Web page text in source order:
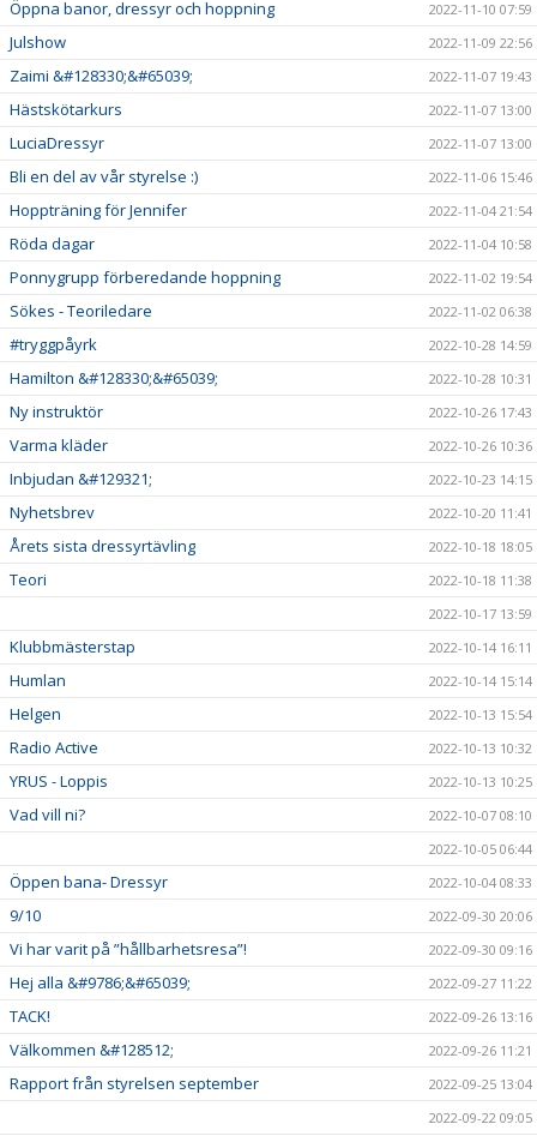
Öppna banor, dressyr och hoppning 2022-11-10 07:59
Julshow 2022-11-09 22:56
Zaimi &#128330;&#65039; 2022-11-07 19:43
Hästskötarkurs 2022-11-07 13:00
LuciaDressyr 2022-11-07 13:00
Bli en del av vår styrelse :) 2022-11-06 15:46
Hoppträning för Jennifer 2022-11-04 21:54
Röda dagar 2022-11-04 10:58
Ponnygrupp förberedande hoppning 2022-11-02 19:54
Sökes - Teoriledare 2022-11-02 06:38
#tryggpåyrk 2022-10-28 14:59
Hamilton &#128330;&#65039; 2022-10-28 10:31
Ny instruktör 2022-10-26 17:43
Varma kläder 2022-10-26 10:36
Inbjudan &#129321; 2022-10-23 14:15
Nyhetsbrev 2022-10-20 11:41
Årets sista dressyrtävling 2022-10-18 18:05
Teori
2022-10-18 11:38
2022-10-17 13:59
Klubbmästerstap 2022-10-14 16:11
Humlan 2022-10-14 15:14
Helgen 2022-10-13 15:54
Radio Active 2022-10-13 10:32
YRUS - Loppis 2022-10-13 10:25
Vad vill ni?
2022-10-07 08:10
2022-10-05 06:44
Öppen bana- Dressyr 2022-10-04 08:33
9/10 2022-09-30 20:06
Vi har varit på ”hållbarhetsresa”! 2022-09-30 09:16
Hej alla &#9786;&#65039; 2022-09-27 11:22
TACK! 2022-09-26 13:16
Välkommen &#128512; 2022-09-26 11:21
Rapport från styrelsen september
2022-09-25 13:04
2022-09-22 09:05